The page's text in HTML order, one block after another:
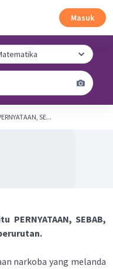
Masuk
SE...
SEBAB,
narkoba yang melanda